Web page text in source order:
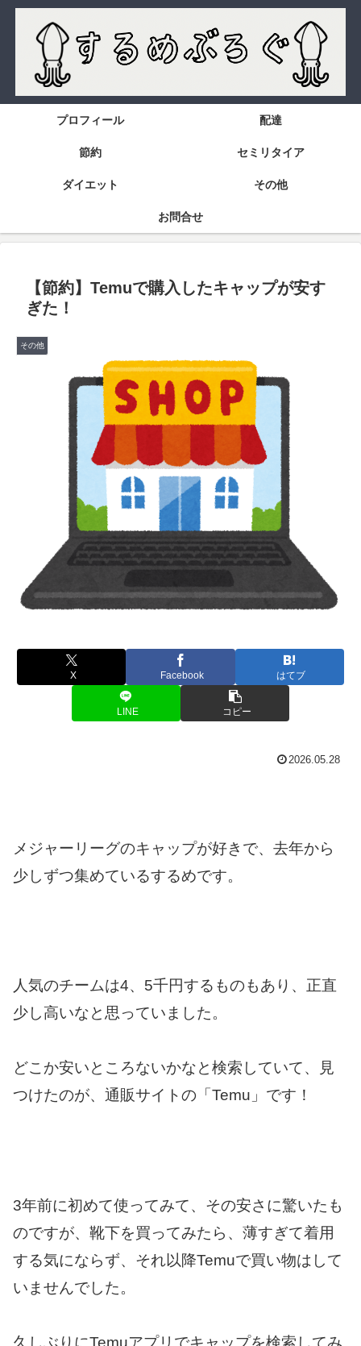
プロフィール 配達
節約 セミリタイア
ダイエット その他
お問合せ
【節約】Temuで購入したキャップが安す
ぎた！
その他
X Facebook はてブ
LINE コピー
2026.05.28
メジャーリーグのキャップが好きで、去年から
少しずつ集めているするめです。
人気のチームは4、5千円するものもあり、正直
少し高いなと思っていました。
どこか安いところないかなと検索していて、見
つけたのが、通販サイトの「Temu」です！
3年前に初めて使ってみて、その安さに驚いたも
のですが、靴下を買ってみたら、薄すぎて着用
する気にならず、それ以降Temuで買い物はして
いませんでした。
久しぶりにTemuアプリでキャップを検索してみ